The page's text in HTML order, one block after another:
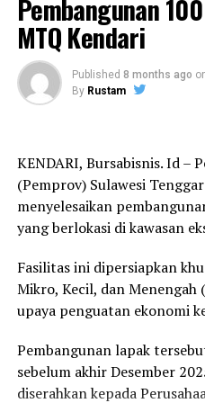
UP NEXT
Pertumbuhan Kredit UMKM
DON'T MISS
Si Jago Merah Mengamuk,
Terbakar
“Benar, kegiatan ini akan
didukung langsung oleh
Bapak Anton Timbang,” ujar
Ia menjelaskan, Sufana Sari
nabati yang diolah dari sari
protein.
“Produk ini hadir sebagai
berbahan hewani, dengan
Lebih lanjut, Budi
mendorong kolaborasi
ekosistem usaha yang
Selain peluncuran produk,
Pembangunan
MTQ Kendari
Published 8 months ago
By Rustam
KENDARI, Bursabisnis. Id –
(Pemprov) Sulawesi
menyelesaikan
yang berlokasi di kawasan
Fasilitas ini dipersiapkan
Mikro, Kecil, dan Menengah
upaya penguatan ekonomi
Pembangunan lapak
sebelum akhir Desember
diserahkan kepada